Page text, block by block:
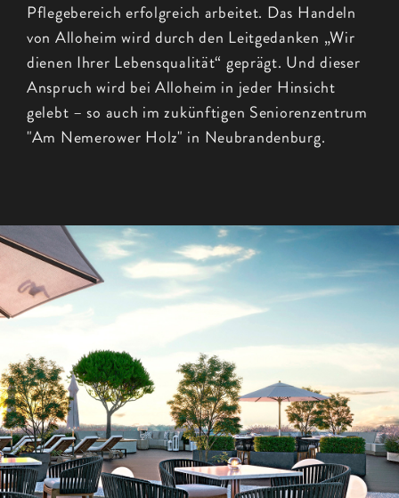
Pflegebereich erfolgreich arbeitet. Das Handeln
von Alloheim wird durch den Leitgedanken „Wir
dienen Ihrer Lebensqualität“ geprägt. Und dieser
Anspruch wird bei Alloheim in jeder Hinsicht
gelebt – so auch im zukünftigen Seniorenzentrum
"Am Nemerower Holz" in Neubrandenburg.